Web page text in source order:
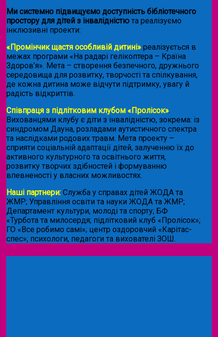
Ми системно підвищуємо доступність бібліотечного
простору для дітей з інвалідністю та реалізуємо
інклюзивні проекти:
«Промінчик щастя особливій дитині» реалізується в
межах програми «На радарі гелікоптера – Країна
Здоров’я». Мета – створення безпечного, дружнього
середовища для розвитку, творчості та спілкування,
де кожна дитина може відчути підтримку, увагу й
радість відкриттів.
Співпраця з підлітковим клубом «Пролісок».
Вихованцями клубу є діти з інвалідністю, зокрема: із
синдромом Дауна, розладами аутистичного спектра
та наслідками родових травм. Мета проекту –
сприяти соціальній адаптації дітей, залученню їх до
активного культурного та освітнього життя,
розвитку творчих здібностей і формуванню
впевненості у власних можливостях.
Наші партнери: Служба у справах дітей ЖОДА та
ЖМР; Управління освіти та науки ЖОДА та ЖМР;
Департамент культури, молоді та спорту; БФ
«Турбота та милосердя; підлітковий клуб «Пролісок»;
ГО «Все робимо самі»; центр оздоровчий «Карітас-
спес»; психологи, педагоги та вихователі ЗОШ.